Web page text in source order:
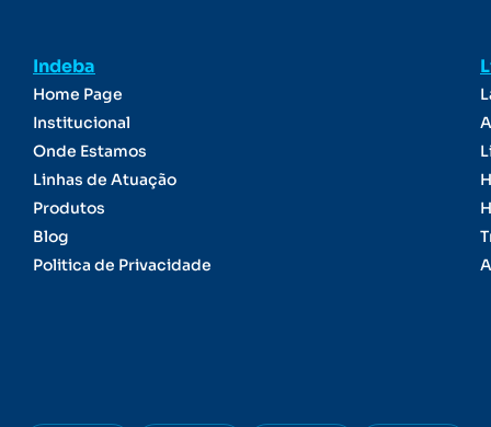
Indeba
Home Page
Institucional
Onde Estamos
Linhas de Atuação
Produtos
Blog
Politica de Privacidade